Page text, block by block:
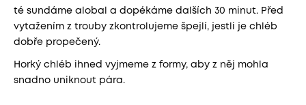
té sundáme alobal a dopékáme dalších 30 minut. Před
vytažením z trouby zkontrolujeme špejlí, jestli je chléb
dobře propečený.
Horký chléb ihned vyjmeme z formy, aby z něj mohla
snadno uniknout pára.